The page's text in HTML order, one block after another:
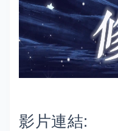
影片連結: